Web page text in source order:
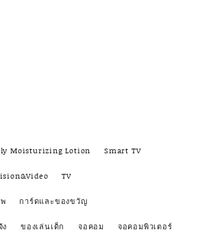
Moisturizing Lotion Smart TV
TV
การ์ดและของขวัญ
ของเล่นเด็ก จอคอม จอคอมพิวเตอร์